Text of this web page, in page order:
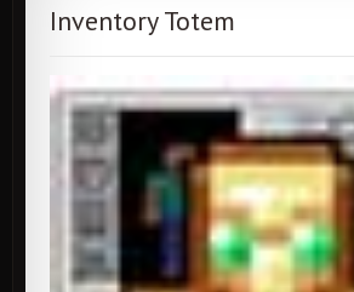
Inventory Totem